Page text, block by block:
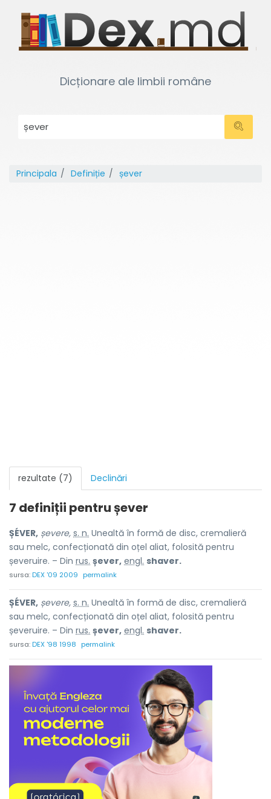
Dicționare ale limbii române
Principala Definiție șever
rezultate (7) Declinări
7 definiții pentrușever
ȘÉVER, șevere, s. n. Unealtă în formă de disc, cremalieră
sau melc, confecționată din oțel aliat, folosită pentru
șeveruire. – Din rus. șever, engl. shaver.
sursa:DEX '09 2009 permalink
ȘÉVER, șevere, s. n. Unealtă în formă de disc, cremalieră
sau melc, confecționată din oțel aliat, folosită pentru
șeveruire. – Din rus. șever, engl. shaver.
sursa:DEX '98 1998 permalink